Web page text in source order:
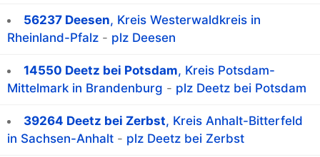
56237 Deesen, Kreis Westerwaldkreis in
Rheinland-Pfalz - plz Deesen
14550 Deetz bei Potsdam, Kreis Potsdam-
Mittelmark in Brandenburg - plz Deetz bei Potsdam
39264 Deetz bei Zerbst, Kreis Anhalt-Bitterfeld
in Sachsen-Anhalt - plz Deetz bei Zerbst